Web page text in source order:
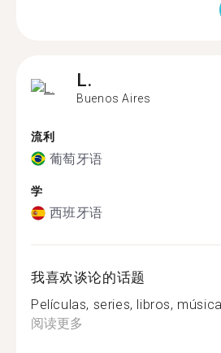
L.
Buenos Aires
流利
葡萄牙语
学
西班牙语
我喜欢谈论的话题
Películas, series, libros,
阅读更多